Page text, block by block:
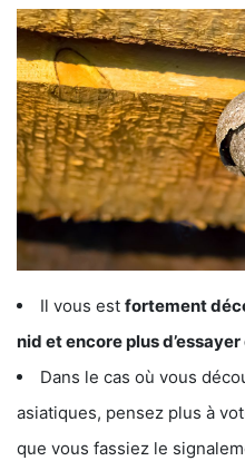
Il vous est fortement
nid et encore plus
Dans le cas où vous
asiatiques, pensez plus à
que vous fassiez le